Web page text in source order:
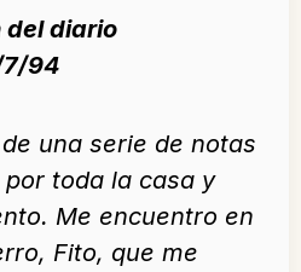
del diario
7/94
una serie de notas
toda la casa y
Me encuentro en
Fito, que me